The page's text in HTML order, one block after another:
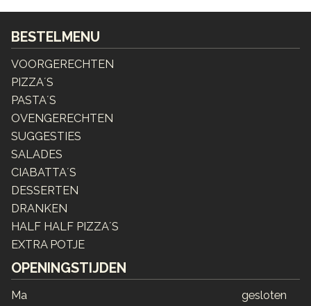
BESTELMENU
VOORGERECHTEN
PIZZA´S
PASTA´S
OVENGERECHTEN
SUGGESTIES
SALADES
CIABATTA´S
DESSERTEN
DRANKEN
HALF HALF PIZZA´S
EXTRA POTJE
OPENINGSTIJDEN
Ma
gesloten